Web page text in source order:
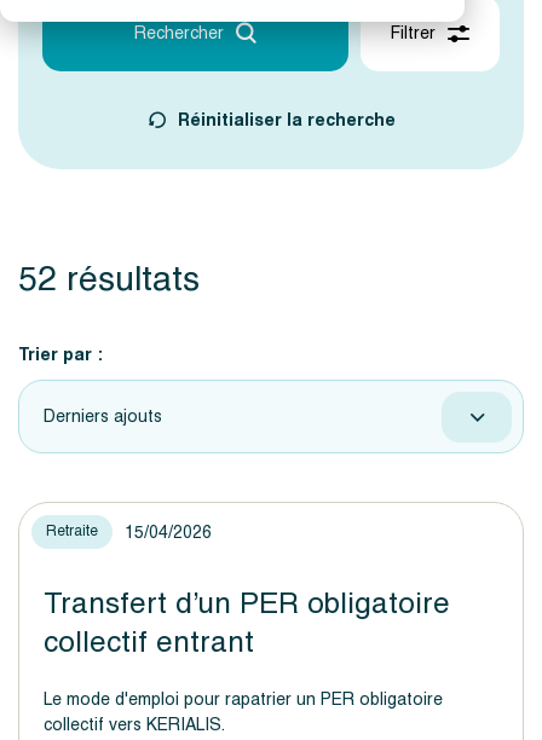
Rechercher Filtrer
Réinitialiser la recherche
52 résultats
Trier par :
Derniers ajouts
Retraite 15/04/2026
Transfert d’un PER obligatoire
collectif entrant
Le mode d'emploi pour rapatrier un PER obligatoire
collectif vers KERIALIS.